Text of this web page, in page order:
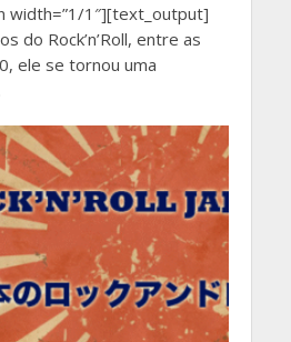
width=”1/1″][text_output]
do Rock’n’Roll, entre as
ele se tornou uma